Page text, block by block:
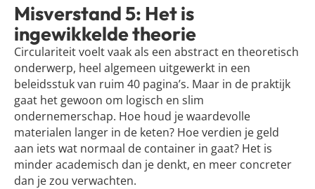
Misverstand 5: Het is
ingewikkelde theorie
Circulariteit voelt vaak als een abstract en theoretisch
onderwerp, heel algemeen uitgewerkt in een
beleidsstuk van ruim 40 pagina’s. Maar in de praktijk
gaat het gewoon om logisch en slim
ondernemerschap. Hoe houd je waardevolle
materialen langer in de keten? Hoe verdien je geld
aan iets wat normaal de container in gaat? Het is
minder academisch dan je denkt, en meer concreter
dan je zou verwachten.